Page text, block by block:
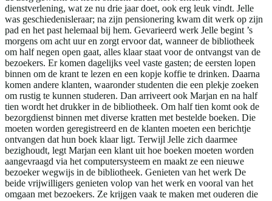
dienstverlening, wat ze nu drie jaar doet, ook erg leuk vindt. Jelle
was geschiedenisleraar; na zijn pensionering kwam dit werk op zijn
pad en het past helemaal bij hem. Gevarieerd werk Jelle begint ’s
morgens om acht uur en zorgt ervoor dat, wanneer de bibliotheek
om half negen open gaat, alles klaar staat voor de ontvangst van de
bezoekers. Er komen dagelijks veel vaste gasten; de eersten lopen
binnen om de krant te lezen en een kopje koffie te drinken. Daarna
komen andere klanten, waaronder studenten die een plekje zoeken
om rustig te kunnen studeren. Dan arriveert ook Marjan en na half
tien wordt het drukker in de bibliotheek. Om half tien komt ook de
bezorgdienst binnen met diverse kratten met bestelde boeken. Die
moeten worden geregistreerd en de klanten moeten een berichtje
ontvangen dat hun boek klaar ligt. Terwijl Jelle zich daarmee
bezighoudt, legt Marjan een klant uit hoe boeken moeten worden
aangevraagd via het computersysteem en maakt ze een nieuwe
bezoeker wegwijs in de bibliotheek. Genieten van het werk De
beide vrijwilligers genieten volop van het werk en vooral van het
omgaan met bezoekers. Ze krijgen vaak te maken met ouderen die